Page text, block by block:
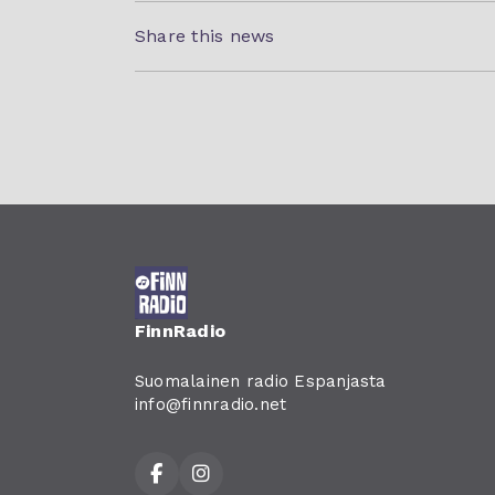
Share this news
FinnRadio
Suomalainen radio Espanjasta
info@finnradio.net